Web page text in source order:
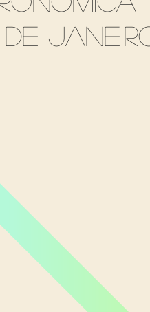
de